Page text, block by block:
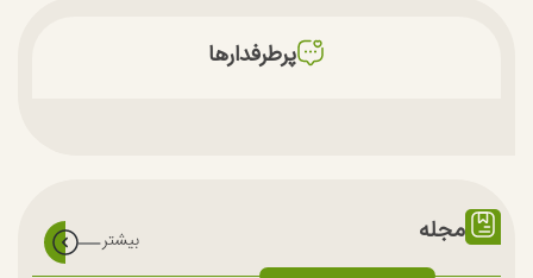
پرطرفدارها
مجله